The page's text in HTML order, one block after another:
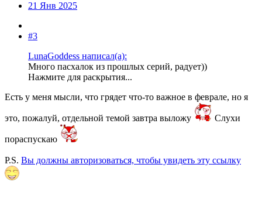
21 Янв 2025
#3
LunaGoddess написал(а):
Много пасхалок из прошлых серий, радует))
Нажмите для раскрытия...
Есть у меня мысли, что грядет что-то важное в феврале, но я
это, пожалуй, отдельной темой завтра выложу Слухи
пораспускаю
P.S. Вы должны авторизоваться, чтобы увидеть эту ссылку